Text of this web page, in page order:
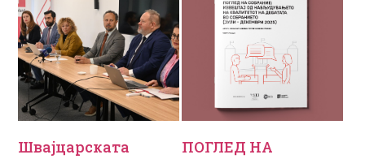
Швајцарската
ПОГЛЕД НА